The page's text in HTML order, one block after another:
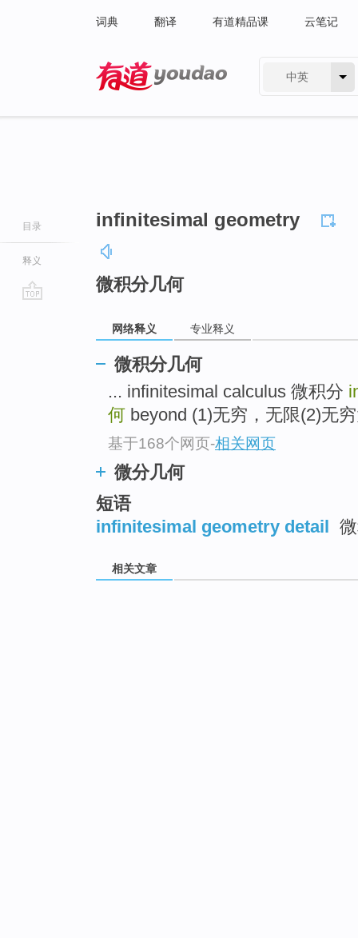
词典 翻译 有道精品课 云笔记
中英
目录
释义
infinitesimal geometry
微积分几何
网络释义 专业释义
微积分几何
... infinitesimal calculus 微积分
何 beyond (1)无穷，无限(2)无
基于168个网页-相关网页
微分几何
短语
infinitesimal geometry detail
相关文章